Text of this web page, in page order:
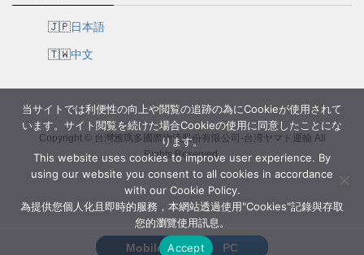
日本語
中文
Copyright © 台灣雅瑪多國際物流股份有限公司-台湾ヤマト運輸 All
Rights Reserved.
Mobile PC
当サイトでは利便性の向上や閲覧の追跡の為にCookieが使用されて
います。サイト閲覧を続けた場合Cookieの使用に同意したことにな
ります。
This website uses cookies to improve user experience. By
using our website you consent to all cookies in accordance
with our Cookie Policy.
為提供您個人化且即時的服務，本網站透過使用"Cookies"記錄與存取
您的瀏覽使用訊息。
Accept